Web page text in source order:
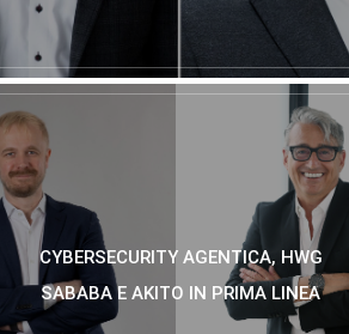
CYBERSECURITY AGENTICA, HWG
SABABA E AKITO IN PRIMA LINEA